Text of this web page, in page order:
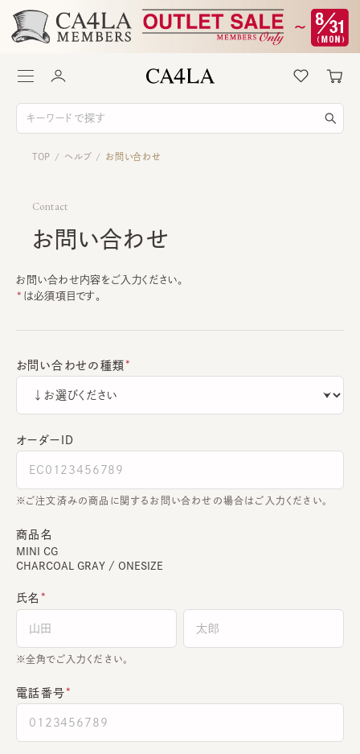
TOP / ヘルプ / お問い合わせ
Contact
お問い合わせ
お問い合わせ内容をご入力ください。
は必須項目です。
お問い合わせの種類
オーダーＩＤ
ご注文済みの商品に関するお問い合わせの場合はご入力ください。
商品名
MINI CG
CHARCOAL GRAY / ONESIZE
氏名
全角でご入力ください。
電話番号